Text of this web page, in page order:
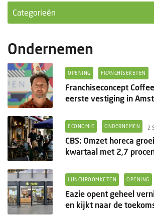
Categorieën
Ondernemen in...
Ondernemen
Nieuwe lunchrooms
Columns
Groots ondernemen
Ondernemen
OPENING FRANCHISEKETEN
Franchiseconcept
eerste vestiging in
ECONOMIE ONDERNEMEN 2
CBS: Omzet horeca
kwartaal met 2,7
LUNCHROOMKETEN OPENING
Eazie opent geheel
en kijkt naar de